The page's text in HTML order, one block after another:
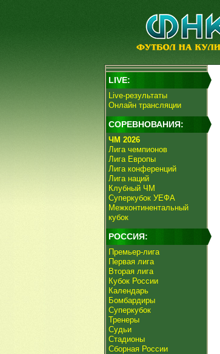
LIVE:
Live-результаты
Онлайн трансляции
СОРЕВНОВАНИЯ:
ЧМ 2026
Лига чемпионов
Лига Европы
Лига конференций
Лига наций
Клубный ЧМ
Суперкубок УЕФА
Межконтинентальный
кубок
РОССИЯ:
Премьер-лига
Первая лига
Вторая лига
Кубок России
Календарь
Бомбардиры
Суперкубок
Тренеры
Судьи
Стадионы
Сборная России